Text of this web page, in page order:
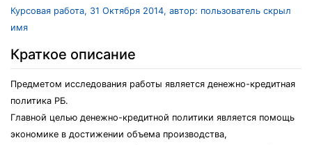
Курсовая работа, 31 Октября 2014, автор: пользователь скрыл
имя
Краткое описание
Предметом исследования работы является денежно-кредитная
политика РБ.
Главной целью денежно-кредитной политики является помощь
экономике в достижении объема производства,